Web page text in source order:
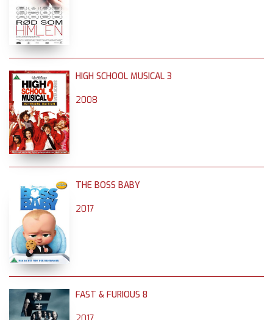
HIGH SCHOOL MUSICAL 3
2008
THE BOSS BABY
2017
FAST & FURIOUS 8